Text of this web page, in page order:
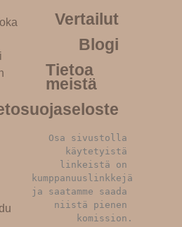
Vertailut
Blogi
Tietoa
meistä
Osa sivustolla
käytetyistä
linkeistä on
kumppanuuslinkkejä
ja saatamme saada
niistä pienen
komission.